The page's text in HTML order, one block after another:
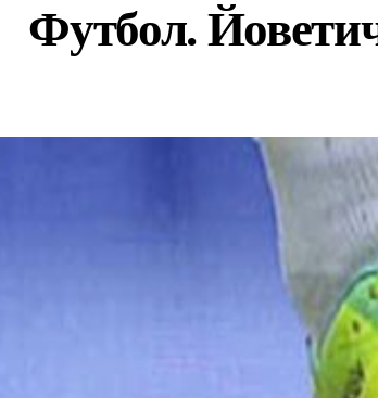
Футбол.